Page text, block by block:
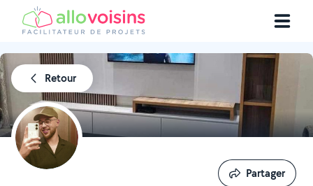
Retour
Partager
Partager